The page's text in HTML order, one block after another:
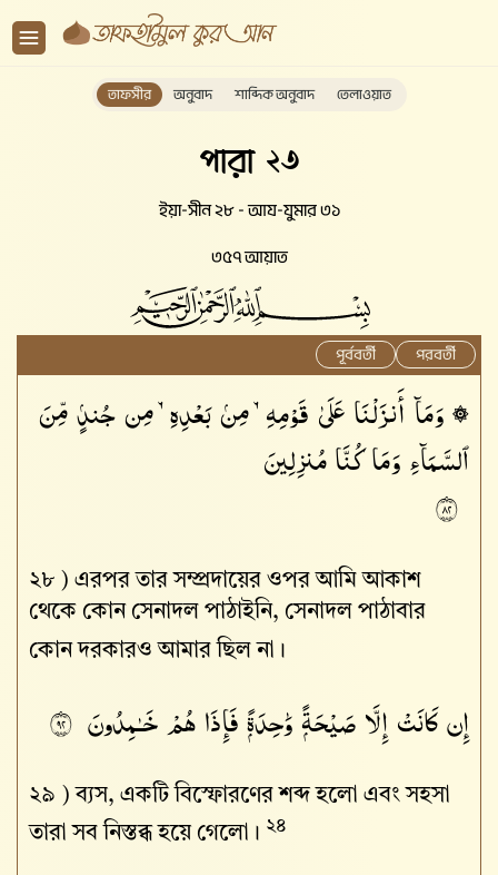
তাফসীর অনুবাদ শাব্দিক অনুবাদ তেলাওয়াত
পারা ২৩
ইয়া-সীন ২৮ - আয-যুমার ৩১
৩৫৭ আয়াত
পূর্ববর্তী পরবর্তী
২৮ ) এরপর তার সম্প্রদায়ের ওপর আমি আকাশ
থেকে কোন সেনাদল পাঠাইনি, সেনাদল পাঠাবার
কোন দরকারও আমার ছিল না।
۞ وَمَآ أَنزَلْنَا عَلَىٰ قَوْمِهِۦ مِنۢ بَعْدِهِۦ مِن جُندٍۢ مِّنَ
ٱلسَّمَآءِ وَمَا كُنَّا مُنزِلِينَ
٢٨
২৯ )ব্যস, একটি বিস্ফোরণের শব্দ হলো এবং সহসা
তারা সব নিস্তব্ধ হয়ে গেলো। ২৪
إِن كَانَتْ إِلَّا صَيْحَةًۭ وَٰحِدَةًۭ فَإِذَا هُمْ خَـٰمِدُونَ ٢٩